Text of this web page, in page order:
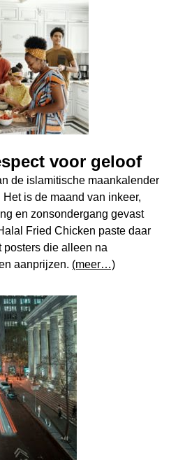
voor geloof
de islamitische maankalender
is de maand van inkeer,
en zonsondergang gevast
Fried Chicken paste daar
posters die alleen na
aanprijzen. (meer…)